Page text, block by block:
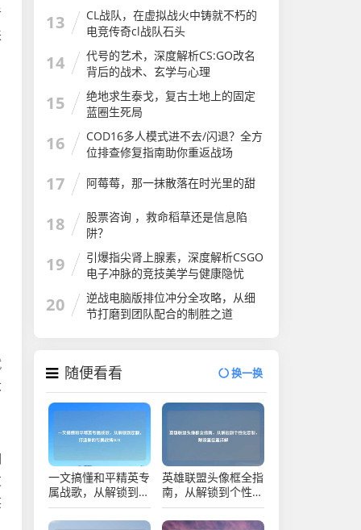
13
CL战队，在虚拟战火中铸就不朽的
电竞传奇cl战队石头
14
代号的艺术，深度解析CS:GO改名
背后的战术、玄学与心理
15
绝地求生泰戈，复古土地上的固定
蓝圈生死局
16
COD16多人模式进不去/闪退？全方
位排查修复指南助你重返战场
17 阿莓莓，那一抹散落在时光里的甜
18
股票咨询 ，救命稻草还是信息陷
阱？
19
引爆指尖肾上腺素，深度解析CSGO
电子冲脉的竞技美学与健康隐忧
20
逆战电脑版排位冲分全攻略，从细
节打磨到团队配合的制胜之道
随便看看 换一换
一文搞懂和平精英专
属战歌，从解锁到定
制，打造你的专属战
场BGM
英雄联盟头像框全指
南，从解锁到个性化
定制，附设置位置详
解